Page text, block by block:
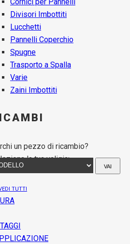
Divisori Imbottiti
Lucchetti
Pannelli Coperchio
Spugne
Trasporto a Spalla
Varie
Zaini Imbottiti
un pezzo di ricambio?
la tua valigia:
VAI
TUTTI